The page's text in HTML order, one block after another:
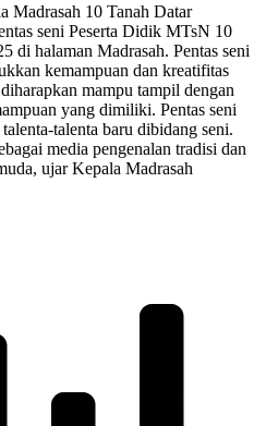
Madrasah 10 Tanah Datar
seni Peserta Didik MTsN 10
di halaman Madrasah. Pentas seni
kemampuan dan kreatifitas
mampu tampil dengan
yang dimiliki. Pentas seni
talenta baru dibidang seni.
media pengenalan tradisi dan
ujar Kepala Madrasah